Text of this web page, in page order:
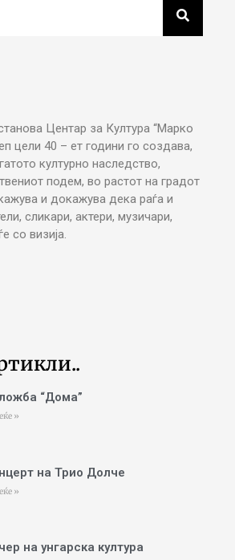
Центар за Култура “Марко
цели 40 – ет години го создава,
културно наследство,
подем, во растот на градот
и докажува дека раѓа и
сликари, актери, музичари,
со визија.
“Дома”
»
на Трио Долче
»
на унгарска култура